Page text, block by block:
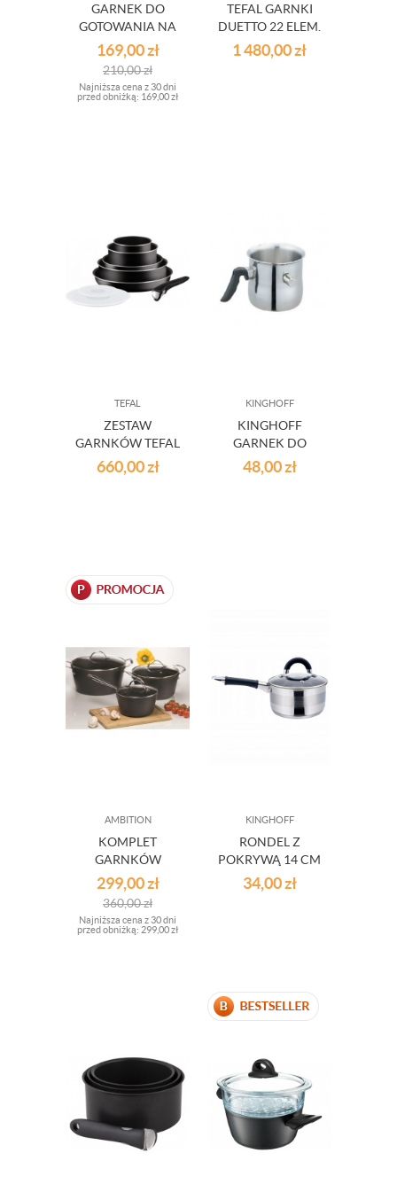
GARNEK DO
GOTOWANIA NA
PARZE KINGHOFF
4 L
169,00zł
210,00zł
Najniższa cena z 30 dni
przed obniżką: 169,00 zł
TEFAL GARNKI
DUETTO 22 ELEM.
1 480,00zł
TEFAL
ZESTAW
GARNKÓW TEFAL
INGENIO
ESSENTIAL 8
660,00zł
KINGHOFF
KINGHOFF
GARNEK DO
MLEKA 1.5L KH-
3109
48,00zł
AMBITION
KOMPLET
GARNKÓW
MAGNAT - 6
ELEMENTÓW
299,00zł
360,00zł
Najniższa cena z 30 dni
przed obniżką: 299,00 zł
KINGHOFF
RONDEL Z
POKRYWĄ 14 CM
1,0 L KINGHOFF
KH-1254
34,00zł